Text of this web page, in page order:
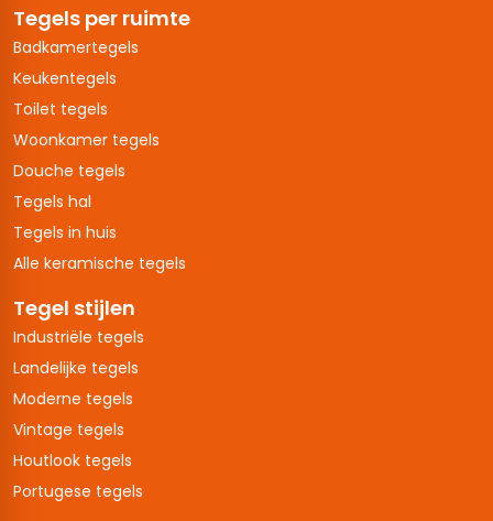
Tegels per ruimte
Badkamertegels
Keukentegels
Toilet tegels
Woonkamer tegels
Douche tegels
Tegels hal
Tegels in huis
Alle keramische tegels
Tegel stijlen
Industriële tegels
Landelijke tegels
Moderne tegels
Vintage tegels
Houtlook tegels
Portugese tegels